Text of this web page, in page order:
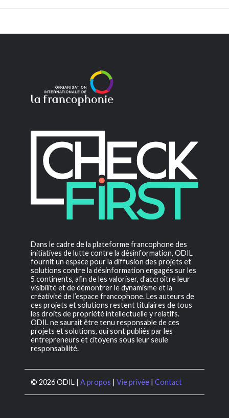
Dans le cadre de la plateforme francophone des
initiatives de lutte contre la désinformation, ODIL
fournit un espace pour la diffusion des projets et
solutions contre la désinformation engagés sur les
5 continents, afin de les valoriser, d’accroître leur
visibilité et de démontrer le dynamisme et la
créativité de l’espace francophone. Les auteurs de
ces projets et solutions restent titulaires de tous
les droits de propriété intellectuelle y relatifs.
ODIL ne saurait être tenu responsable de ces
projets et solutions, qui sont publiés par les
entrepreneurs et citoyens sous leur seule
responsabilité.
© 2026 ODIL | A propos | Vie privée | Contact